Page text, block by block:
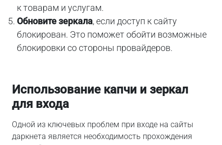
к товарам и услугам.
Обновите зеркала, если доступ к сайту
блокирован. Это поможет обойти возможные
блокировки со стороны провайдеров.
Использование капчи и зеркал
для входа
Одной из ключевых проблем при входе на сайты
даркнета является необходимость прохождения